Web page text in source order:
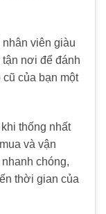
viên giàu
tận nơi để đánh
của bạn một
thống nhất
và vận
chóng,
thời gian của